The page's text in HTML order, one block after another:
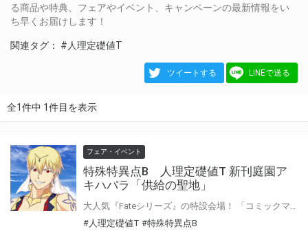
る商品や特典、フェアやイベント、キャンペーンの最新情報をい
ち早くお届けします！
関連タグ： #人理定礎値T
ツイートする LINEで送る
全1件中 1件目を表示
フェア・イベント
特殊特異点B 人理定礎値T 新刊庭園ア
キハバラ「供給の聖地」
#人理定礎値T #特殊特異点B